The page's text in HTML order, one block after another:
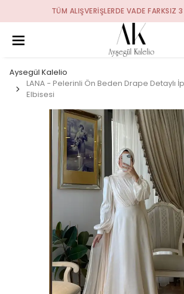
TÜM ALIŞVERIŞLERDE VADE FARKSIZ
Aysegül Kalelio
LANA - Pelerinli Ön Beden Drape Detaylı
Elbisesi